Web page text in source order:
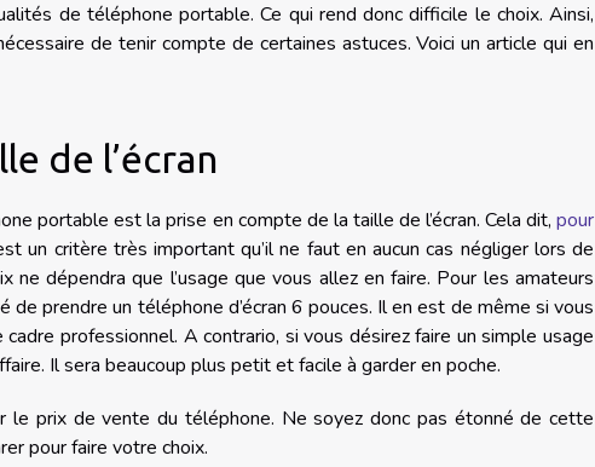
de téléphone portable. Ce qui rend donc difficile le choix. Ainsi,
de tenir compte de certaines astuces. Voici un article qui en
de l’écran
portable est la prise en compte de la taille de l’écran. Cela dit, pour
un critère très important qu’il ne faut en aucun cas négliger lors de
dépendra que l’usage que vous allez en faire. Pour les amateurs
prendre un téléphone d’écran 6 pouces. Il en est de même si vous
professionnel. A contrario, si vous désirez faire un simple usage
Il sera beaucoup plus petit et facile à garder en poche.
le prix de vente du téléphone. Ne soyez donc pas étonné de cette
pour faire votre choix.